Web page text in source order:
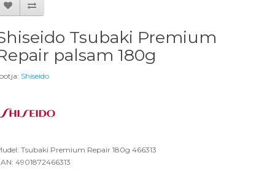
Tsubaki Premium
palsam 180g
Shiseido
Tsubaki Premium Repair 180g 466313
4901872466313